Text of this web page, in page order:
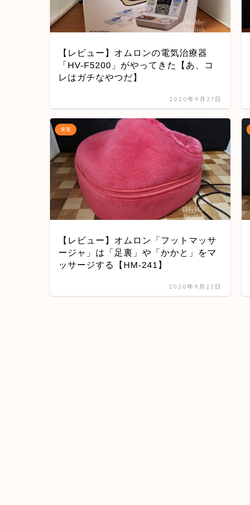
【レビュー】オムロンの電気治療器
「HV-F5200」がやってきた【あ、コ
レはガチなやつだ】
2020年9月27日
家電
【レビュー】オムロン「フットマッサ
ージャ」は「足裏」や「かかと」をマ
ッサージする【HM-241】
2020年9月22日